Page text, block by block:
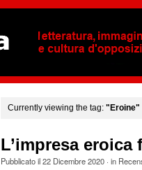
Currently viewing the tag: "Eroine"
L’impresa eroica
Pubblicato il22 Dicembre 2020· in